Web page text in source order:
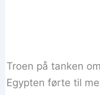
Troen på tanken
Egypten førte til